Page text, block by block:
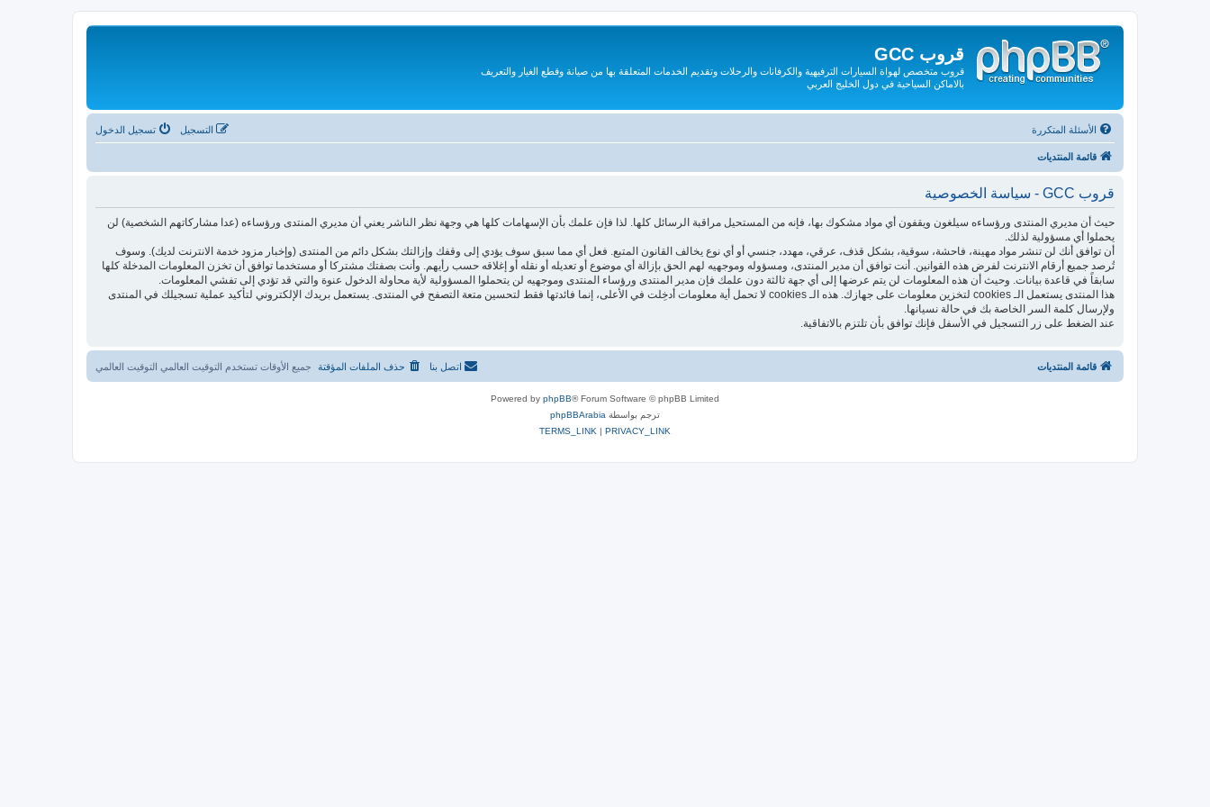
قروب GCC
قروب متخصص لهواة السيارات الترفيهية والكرفانات والرحلات وتقديم الخدمات المتعلقة بها من صيانة وقطع الغيار والتعريف
بالاماكن السياحية في دول الخليج العربي
الأسئلة المتكررة تسجيل الدخول التسجيل
قائمة المنتديات
قروب GCC - سياسة الخصوصية
حيث أن مديري المنتدى ورؤساءه سيلغون ويقفون أي مواد مشكوك بها، فإنه من المستحيل مراقبة الرسائل كلها. لذا فإن علمك بأن الإسهامات كلها هي وجهة نظر الناشر يعني أن مديري المنتدى ورؤساءه (عدا مشاركاتهم الشخصية) لن
يحملوا أي مسؤولية لذلك.
أن توافق أنك لن تنشر مواد مهينة، فاحشة، سوقية، بشكل قذف، عرقي، مهدد، جنسي أو أي نوع يخالف القانون المتبع. فعل أي مما سبق سوف يؤدي إلى وقفك وإزالتك بشكل دائم من المنتدى (وإخبار مزود خدمة الانترنت لديك). وسوف
تُرصد جميع أرقام الانترنت لفرض هذه القوانين. أنت توافق أن مدير المنتدى، ومسؤوله وموجهيه لهم الحق بإزالة أي موضوع أو تعديله أو نقله أو إغلاقه حسب رأيهم. وأنت بصفتك مشتركا أو مستخدما توافق أن تخزن المعلومات المدخلة كلها
سابقاً في قاعدة بيانات. وحيث أن هذه المعلومات لن يتم عرضها إلى أي جهة ثالثة دون علمك فإن مدير المنتدى ورؤساء المنتدى وموجهيه لن يتحملوا المسؤولية لأية محاولة الدخول عنوة والتي قد تؤدي إلى تفشي المعلومات.
هذا المنتدى يستعمل الـ cookies لتخزين معلومات على جهازك. هذه الـ cookies لا تحمل أية معلومات أدخِلت في الأعلى، إنما فائدتها فقط لتحسين متعة التصفح في المنتدى. يستعمل بريدك الإلكتروني لتأكيد عملية تسجيلك في المنتدى
ولإرسال كلمة السر الخاصة بك في حالة نسيانها.
عند الضغط على زر التسجيل في الأسفل فإنك توافق بأن تلتزم بالاتفاقية.
قائمة المنتديات جميع الأوقات تستخدم التوقيت العالمي التوقيت العالمي حذف الملفات المؤقتة اتصل بنا
Powered by phpBB® Forum Software © phpBB Limited
ترجم بواسطة phpBBArabia
PRIVACY_LINK
|
TERMS_LINK